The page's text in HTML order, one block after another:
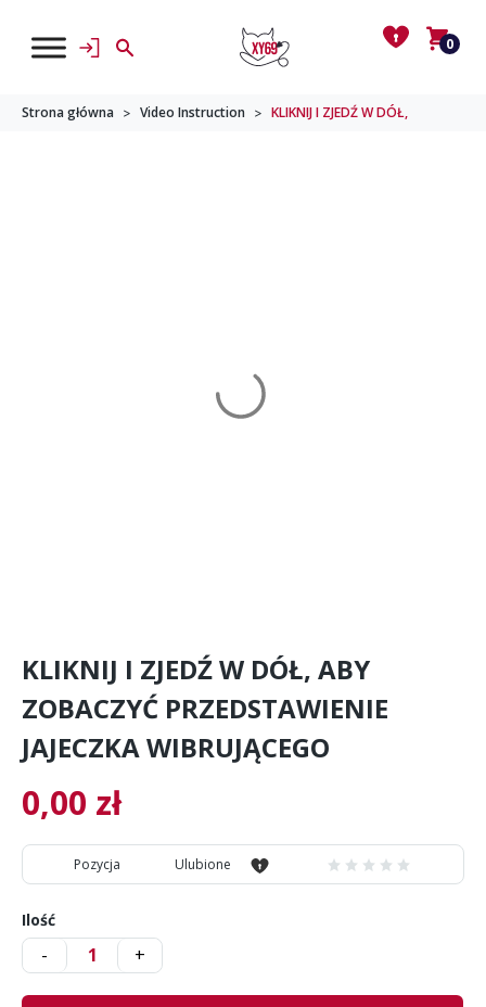
0
Strona główna > Video Instruction > KLIKNIJ I ZJEDŹ W DÓŁ,
Pozycja Ulubione
KLIKNIJ I ZJEDŹ W DÓŁ, ABY
ZOBACZYĆ PRZEDSTAWIENIE
JAJECZKA WIBRUJĄCEGO
0,00 zł
Ilość
- +